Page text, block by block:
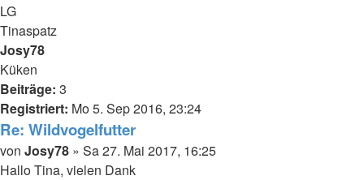
LG
Tinaspatz
Nach
oben
Josy78
Küken
Beiträge: 3
Registriert: Mo 5. Sep 2016, 23:24
Re: Wildvogelfutter
Beitrag
von Josy78 » Sa 27. Mai 2017, 16:25
Hallo Tina, vielen Dank